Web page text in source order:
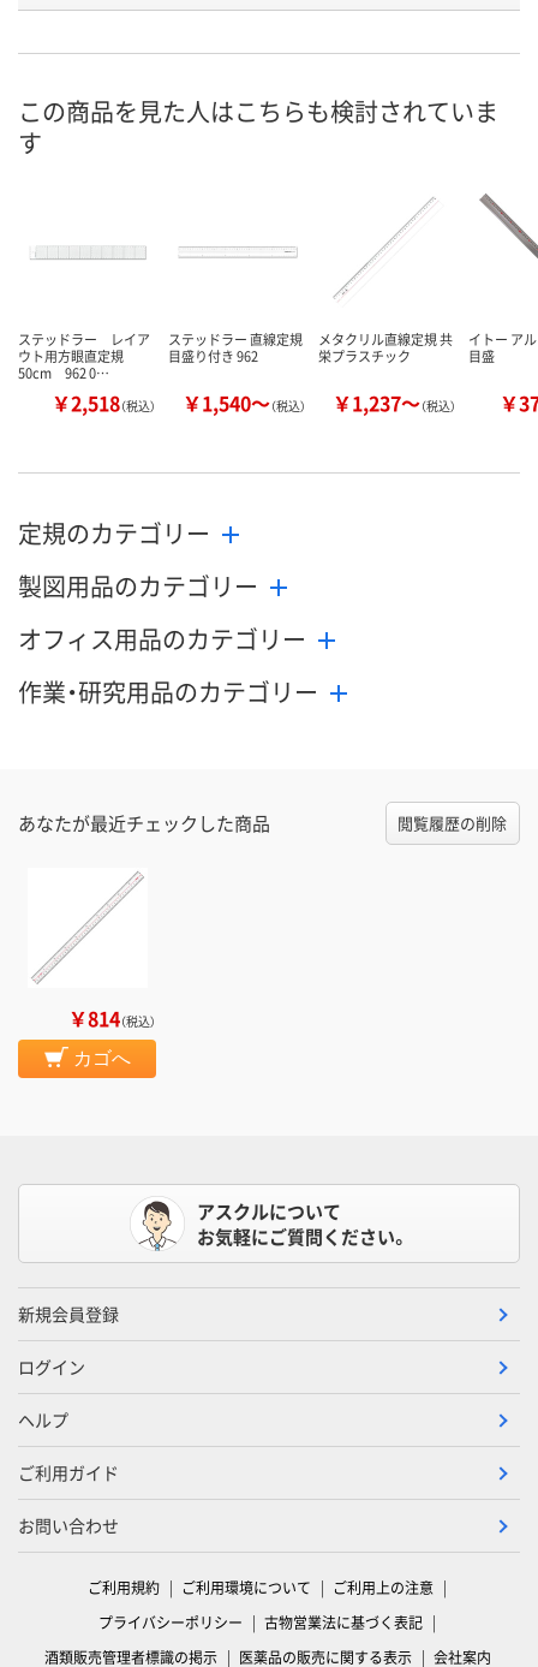
数量 数量
この商品を見た人はこちらも検討されていま
す
ステッドラー レイア
ウト用方眼直定規
50cm 962 0…
￥2,518（税込）
ステッドラー 直線定規
目盛り付き 962
￥1,540～（税込）
メタクリル直線定規 共
栄プラスチック
￥1,237～（税込）
イトー ア
目盛
￥
定規のカテゴリー
製図用品のカテゴリー
オフィス用品のカテゴリー
作業・研究用品のカテゴリー
あなたが最近チェックした商品 閲覧履歴の削除
￥814（税込）
カゴへ
アスクルについて
お気軽にご質問ください。
新規会員登録
ログイン
ヘルプ
ご利用ガイド
お問い合わせ
ご利用規約 ご利用環境について
ご利用上の注意
プライバシーポリシー
古物営業法に基づく表記
酒類販売管理者標識の掲示
医薬品の販売に関する表示 会社案内